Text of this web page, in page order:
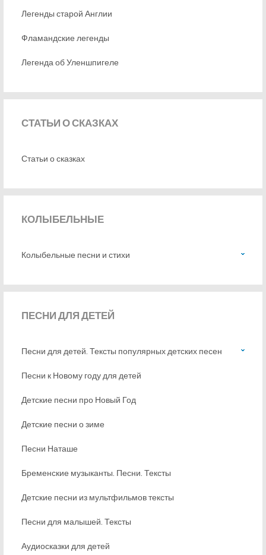
Легенды старой Англии
Фламандские легенды
Легенда об Уленшпигеле
СТАТЬИО СКАЗКАХ
Статьи о сказках
КОЛЫБЕЛЬНЫЕ
Колыбельные песни и стихи
ПЕСНИДЛЯ ДЕТЕЙ
Песни для детей. Тексты популярных детских песен
Песни к Новому году для детей
Детские песни про Новый Год
Детские песни о зиме
Песни Наташе
Бременские музыканты. Песни. Тексты
Детские песни из мультфильмов тексты
Песни для малышей. Тексты
Аудиосказки для детей